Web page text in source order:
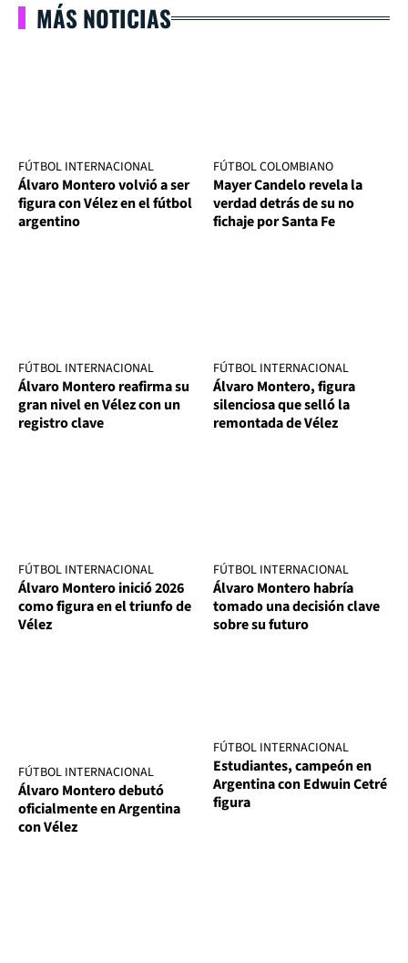
MÁS NOTICIAS
FÚTBOL INTERNACIONAL
Álvaro Montero volvió a ser
figura con Vélez en el fútbol
argentino
FÚTBOL COLOMBIANO
Mayer Candelo revela la
verdad detrás de su no
fichaje por Santa Fe
FÚTBOL INTERNACIONAL
Álvaro Montero reafirma su
gran nivel en Vélez con un
registro clave
FÚTBOL INTERNACIONAL
Álvaro Montero, figura
silenciosa que selló la
remontada de Vélez
FÚTBOL INTERNACIONAL
Álvaro Montero inició 2026
como figura en el triunfo de
Vélez
FÚTBOL INTERNACIONAL
Álvaro Montero habría
tomado una decisión clave
sobre su futuro
FÚTBOL INTERNACIONAL
Álvaro Montero debutó
oficialmente en Argentina
con Vélez
FÚTBOL INTERNACIONAL
Estudiantes, campeón en
Argentina con Edwuin Cetré
figura